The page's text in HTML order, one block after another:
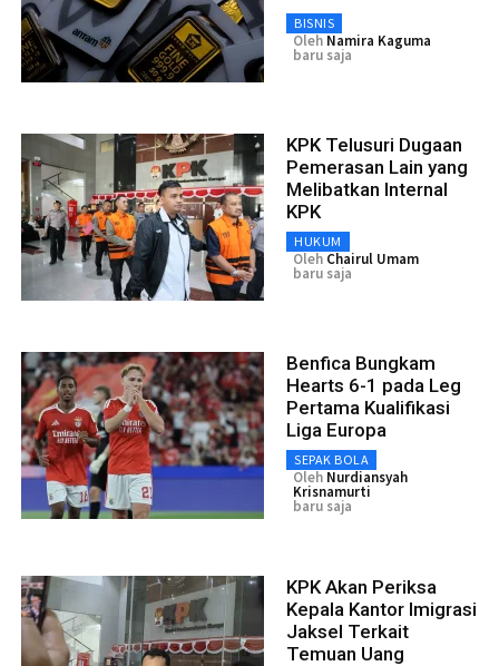
BISNIS
Oleh Namira Kaguma
baru saja
KPK Telusuri Dugaan
Pemerasan Lain yang
Melibatkan Internal
KPK
HUKUM
Oleh Chairul Umam
baru saja
Benfica Bungkam
Hearts 6-1 pada Leg
Pertama Kualifikasi
Liga Europa
SEPAK BOLA
Oleh Nurdiansyah
Krisnamurti
baru saja
KPK Akan Periksa
Kepala Kantor Imigrasi
Jaksel Terkait
Temuan Uang